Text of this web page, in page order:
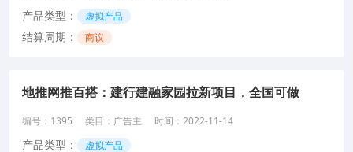
产品类型： 虚拟产品
结算周期： 商议
地推网推百搭：建行建融家园拉新项目，全国可做
编号： 1395 类目： 广告主 时间： 2022-11-14
产品类型： 虚拟产品